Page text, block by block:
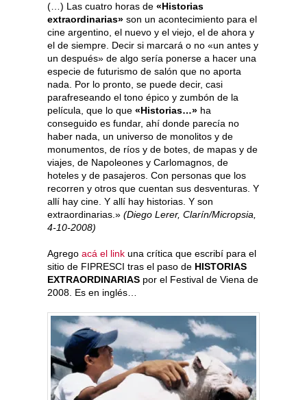
(…) Las cuatro horas de «Historias
extraordinarias» son un acontecimiento para el
cine argentino, el nuevo y el viejo, el de ahora y
el de siempre. Decir si marcará o no «un antes y
un después» de algo sería ponerse a hacer una
especie de futurismo de salón que no aporta
nada. Por lo pronto, se puede decir, casi
parafreseando el tono épico y zumbón de la
película, que lo que «Historias…» ha
conseguido es fundar, ahí donde parecía no
haber nada, un universo de monolitos y de
monumentos, de ríos y de botes, de mapas y de
viajes, de Napoleones y Carlomagnos, de
hoteles y de pasajeros. Con personas que los
recorren y otros que cuentan sus desventuras. Y
allí hay cine. Y allí hay historias. Y son
extraordinarias.» (Diego Lerer, Clarín/Micropsia,
4-10-2008)
Agrego acá el link una crítica que escribí para el
sitio de FIPRESCI tras el paso de HISTORIAS
EXTRAORDINARIAS por el Festival de Viena de
2008. Es en inglés…